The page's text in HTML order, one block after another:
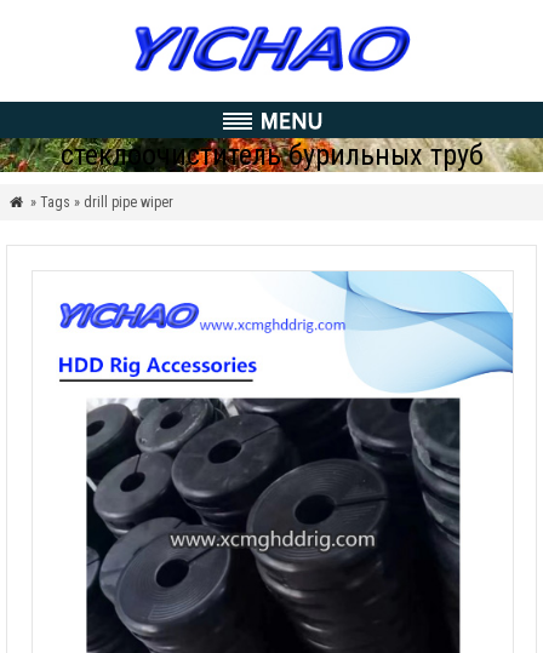
стеклоочиститель бурильных труб
 » Tags » drill pipe wiper